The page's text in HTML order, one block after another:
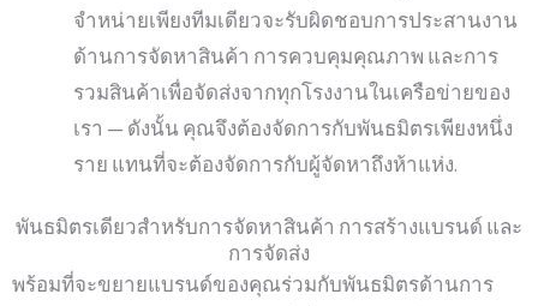
จำหน่ายเพียงทีมเดียวจะรับผิดชอบการประสานงาน
ด้านการจัดหาสินค้า การควบคุมคุณภาพ และการ
รวมสินค้าเพื่อจัดส่งจากทุกโรงงานในเครือข่ายของ
เรา — ดังนั้น คุณจึงต้องจัดการกับพันธมิตรเพียงหนึ่ง
ราย แทนที่จะต้องจัดการกับผู้จัดหาถึงห้าแห่ง.
พันธมิตรเดียวสำหรับการจัดหาสินค้า การสร้างแบรนด์ และ
การจัดส่ง
พร้อมที่จะขยายแบรนด์ของคุณร่วมกับพันธมิตรด้านการ